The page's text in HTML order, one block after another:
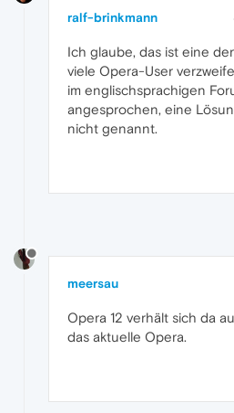
ralf-brinkmann
Ich glaube, das ist eine
viele Opera-User
im englischsprachigen
angesprochen, eine
nicht genannt.
meersau
Opera 12 verhält sich da
das aktuelle Opera.